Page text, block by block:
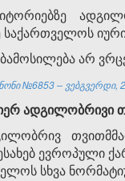
საქართველოს
არ
№6853 – ვებგვერდი,
ადგილობრივი
ევროპული
სხვა